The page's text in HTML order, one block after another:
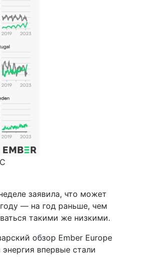
заявила, что может
— на год раньше, чем
такими же низкими.
обзор Ember Europe
впервые стали